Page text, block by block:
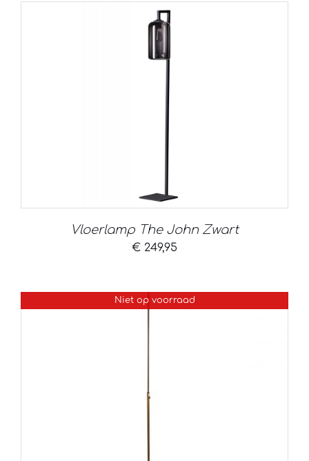
€ 199,95.
Vloerlamp The John Zwart
€ 249,95
Niet op voorraad